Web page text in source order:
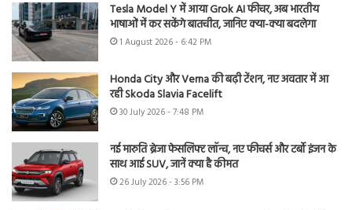
Tesla Model Y में आया Grok AI फीचर, अब भारतीय
भाषाओं में कर सकेंगे बातचीत, जानिए क्या-क्या बदलेगा
1 August 2026 - 6:42 PM
Honda City और Verna की बढ़ी टेंशन, नए अवतार में आ
रही Skoda Slavia Facelift
30 July 2026 - 7:48 PM
नई मारुति ब्रेजा फेसलिफ्ट लॉन्च, नए फीचर्स और टर्बो इंजन के
साथ आई SUV, जानें क्या है कीमत
26 July 2026 - 3:56 PM